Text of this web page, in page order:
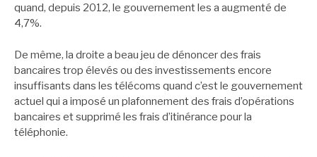
quand, depuis 2012, le gouvernement les a augmenté de
4,7%.
De même, la droite a beau jeu de dénoncer des frais
bancaires trop élevés ou des investissements encore
insuffisants dans les télécoms quand c’est le gouvernement
actuel qui a imposé un plafonnement des frais d’opérations
bancaires et supprimé les frais d’itinérance pour la
téléphonie.